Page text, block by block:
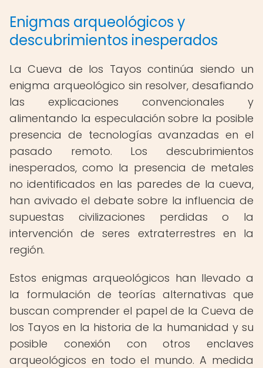
Enigmas arqueológicos y
descubrimientos inesperados
La Cueva de los Tayos continúa siendo un
enigma arqueológico sin resolver, desafiando
las explicaciones convencionales y
alimentando la especulación sobre la posible
presencia de tecnologías avanzadas en el
pasado remoto. Los descubrimientos
inesperados, como la presencia de metales
no identificados en las paredes de la cueva,
han avivado el debate sobre la influencia de
supuestas civilizaciones perdidas o la
intervención de seres extraterrestres en la
región.
Estos enigmas arqueológicos han llevado a
la formulación de teorías alternativas que
buscan comprender el papel de la Cueva de
los Tayos en la historia de la humanidad y su
posible conexión con otros enclaves
arqueológicos en todo el mundo. A medida